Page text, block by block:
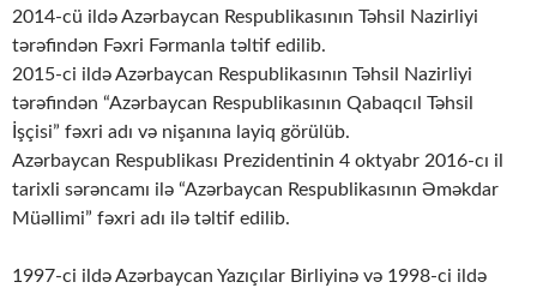
2014-cü ildə Azərbaycan Respublikasının Təhsil Nazirliyi
tərəfindən Fəxri Fərmanla təltif edilib.
2015-ci ildə Azərbaycan Respublikasının Təhsil Nazirliyi
tərəfindən “Azərbaycan Respublikasının Qabaqcıl Təhsil
İşçisi” fəxri adı və nişanına layiq görülüb.
Azərbaycan Respublikası Prezidentinin 4 oktyabr 2016-cı il
tarixli sərəncamı ilə “Azərbaycan Respublikasının Əməkdar
Müəllimi” fəxri adı ilə təltif edilib.
1997-ci ildə Azərbaycan Yazıçılar Birliyinə və 1998-ci ildə